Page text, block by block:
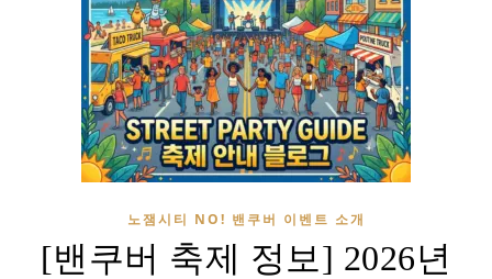
노잼시티 NO! 밴쿠버 이벤트 소개
[밴쿠버 축제 정보] 2026년